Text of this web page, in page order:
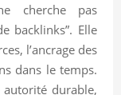
cherche pas
backlinks”. Elle
l’ancrage des
dans le temps.
autorité durable,